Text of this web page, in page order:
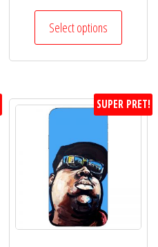
Select options
SUPER PRET!